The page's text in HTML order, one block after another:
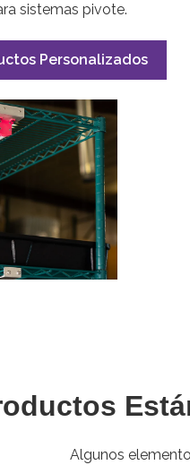
sistemas pivote.
Personalizados
Algunos